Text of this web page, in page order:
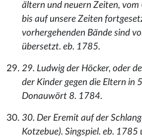
ältern und neuern Zeiten,
bis auf unsere Zeiten
vorhergehenden Bände sind
übersetzt. eb. 1785.
29. Ludwig der Höcker, oder
der Kinder gegen die Eltern in
Donauwört 8. 1784.
30. Der Eremit auf der
Kotzebue). Singspiel. eb. 1785